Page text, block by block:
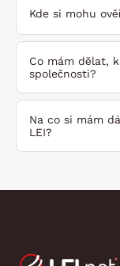
Kde si mohu
Co mám dělat,
společnosti?
Na co si mám
LEI?